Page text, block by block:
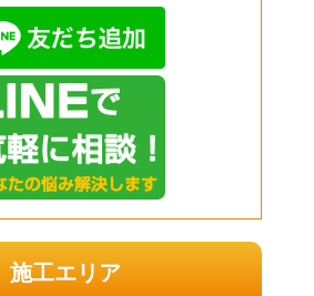
施工エリア